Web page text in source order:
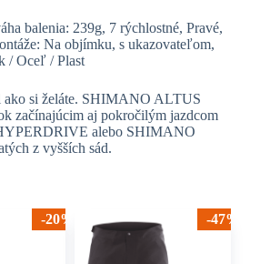
balenia: 239g, 7 rýchlostné, Pravé,
Na objímku, s ukazovateľom,
/ Oceľ / Plast
ako si želáte. SHIMANO ALTUS
začínajúcim aj pokročilým jazdcom
alebo SHIMANO
z vyšších sád.
-20% -47%